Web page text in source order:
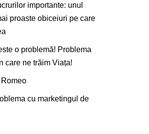
importante: unul
proaste obiceiuri pe care
o problemă! Problema
care ne trăim Viața!
cu marketingul de